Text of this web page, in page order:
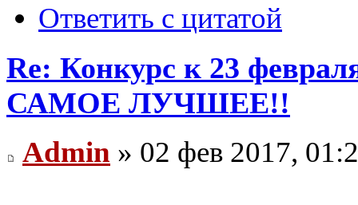
Ответить с цитатой
Re: Конкурс к 23
САМОЕ ЛУЧШЕЕ!!
Admin » 02 фев 2017,